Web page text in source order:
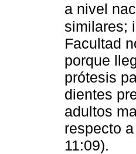
a nivel
similares;
Facultad
porque
prótesis
dientes
adultos
respecto
11:09).